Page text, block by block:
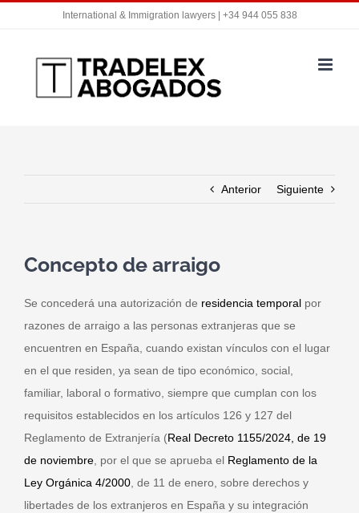
contenido
International & Immigration lawyers | +34 944 055 838
Anterior Siguiente
Concepto de arraigo
Se concederá una autorización de residencia temporal por
razones de arraigo a las personas extranjeras que se
encuentren en España, cuando existan vínculos con el lugar
en el que residen, ya sean de tipo económico, social,
familiar, laboral o formativo, siempre que cumplan con los
requisitos establecidos en los artículos 126 y 127 del
Reglamento de Extranjería (Real Decreto 1155/2024, de 19
de noviembre , por el que se aprueba el Reglamento de la
Ley Orgánica 4/2000 , de 11 de enero, sobre derechos y
libertades de los extranjeros en España y su integración